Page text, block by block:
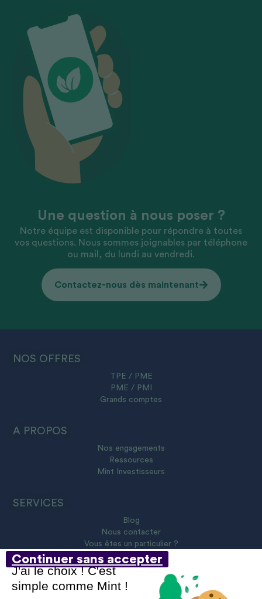
Continuer sans accepter
J'ai le choix ! C'est
simple comme Mint !
Une question à nous poser ?
Notre équipe est disponible pour répondre à toutes
vos questions. Nous sommes joignables par téléphone
ou mail, du lundi au vendredi.
Contactez-nous dès maintenant
NOS OFFRES
TPE / PME
PME / PMI
Grands comptes
Nos engagements
Ressources
Mint Investisseurs
A PROPOS
SERVICES
Blog
Nous contacter
Vous êtes un particulier ?